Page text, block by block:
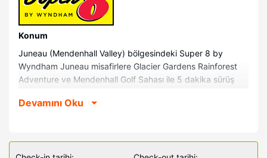
Konum
Juneau (Mendenhall Valley) bölgesindeki Super 8 by
Wyndham Juneau misafirlere Glacier Gardens Rainforest
Adventure ve Mendenhall Golf Sahası ile 5 dakika sürüş
Powder Descents ile 2,6 mi (4,1 km) ve Alaska Üniversitesi-
72 odada buzdolabı ve mikrodalga fırın mevcuttur.
Devamını Oku